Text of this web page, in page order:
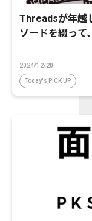
Threadsが年越
ソードを綴って
2024/12/20
Today's PICK UP